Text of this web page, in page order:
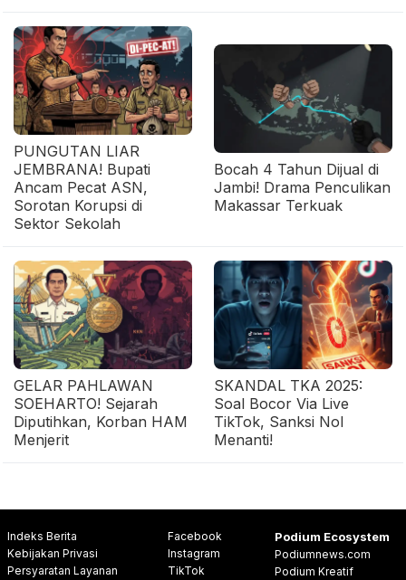
PUNGUTAN LIAR
JEMBRANA! Bupati
Ancam Pecat ASN,
Sorotan Korupsi di
Sektor Sekolah
Bocah 4 Tahun Dijual di
Jambi! Drama Penculikan
Makassar Terkuak
GELAR PAHLAWAN
SOEHARTO! Sejarah
Diputihkan, Korban HAM
Menjerit
SKANDAL TKA 2025:
Soal Bocor Via Live
TikTok, Sanksi Nol
Menanti!
Indeks Berita
Kebijakan Privasi
Persyaratan Layanan
Facebook
Instagram
TikTok
Podium Ecosystem
Podiumnews.com
Podium Kreatif